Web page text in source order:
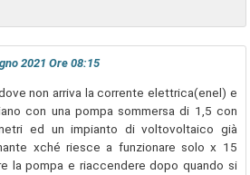
2021 Ore 08:15
non arriva la corrente elettrica(enel) e
con una pompa sommersa di 1,5 con
ed un impianto di voltovoltaico già
xché riesce a funzionare solo x 15
la pompa e riaccendere dopo quando si